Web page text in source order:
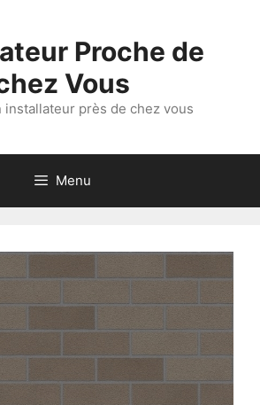
Proche de
Vous
installateur près de chez vous
Menu